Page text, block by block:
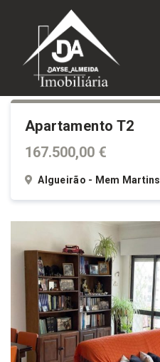
Apartamento T2
167.500,00 €
Algueirão - Mem Martins